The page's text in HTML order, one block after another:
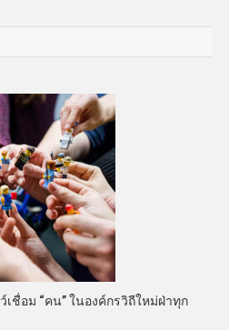
เชื่อม “คน” ในองค์กรวิถีใหม่ฝ่าทุก